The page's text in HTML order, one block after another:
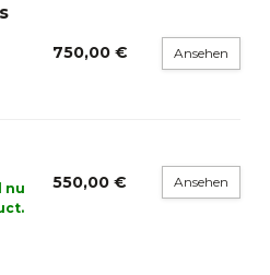
750,00 € Ansehen
nu
550,00 € Ansehen